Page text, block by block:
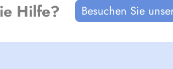
Hilfe? Besuchen Sie